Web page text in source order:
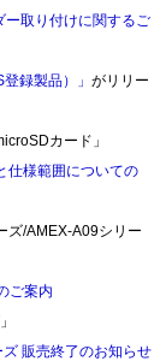
ー取り付けに関するご
登録製品）」がリリー
カード」
仕様範囲についての
ズ/AMEX-A09シリー
ご案内
販売終了のお知らせ